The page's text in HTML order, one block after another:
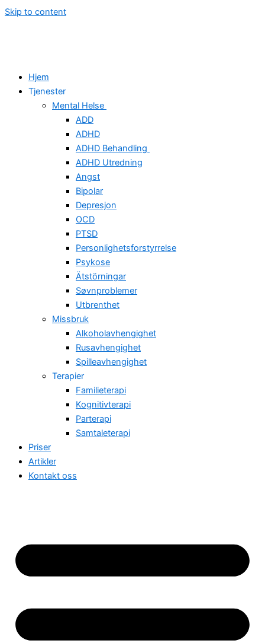
Skip to content
Hjem
Tjenester
Mental Helse
ADD
ADHD
ADHD Behandling
ADHD Utredning
Angst
Bipolar
Depresjon
OCD
PTSD
Personlighetsforstyrrelse
Psykose
Ätstörningar
Søvnproblemer
Utbrenthet
Missbruk
Alkoholavhengighet
Rusavhengighet
Spilleavhengighet
Terapier
Familieterapi
Kognitivterapi
Parterapi
Samtaleterapi
Priser
Artikler
Kontakt oss